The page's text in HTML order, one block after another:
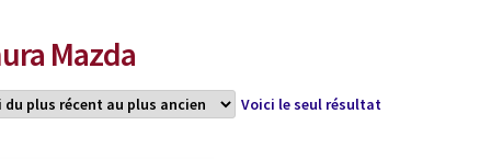
Mazda
Voici le seul résultat